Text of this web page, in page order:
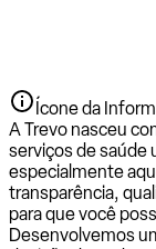
Ícone da
A Trevo nasceu
serviços de saúde
especialmente
transparência,
para que você
Desenvolvemos